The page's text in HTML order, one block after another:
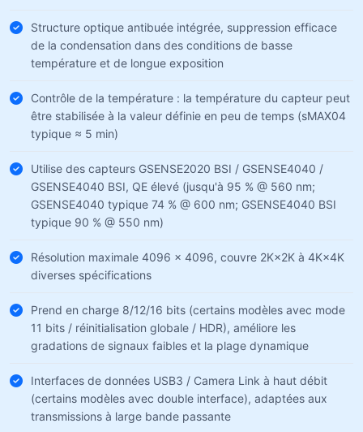
Structure optique antibuée intégrée, suppression efficace
de la condensation dans des conditions de basse
température et de longue exposition
Contrôle de la température : la température du capteur peut
être stabilisée à la valeur définie en peu de temps (sMAX04
typique ≈ 5 min)
Utilise des capteurs GSENSE2020 BSI / GSENSE4040 /
GSENSE4040 BSI, QE élevé (jusqu'à 95 % @ 560 nm;
GSENSE4040 typique 74 % @ 600 nm; GSENSE4040 BSI
typique 90 % @ 550 nm)
Résolution maximale 4096 × 4096, couvre 2K×2K à 4K×4K
diverses spécifications
Prend en charge 8/12/16 bits (certains modèles avec mode
11 bits / réinitialisation globale / HDR), améliore les
gradations de signaux faibles et la plage dynamique
Interfaces de données USB3 / Camera Link à haut débit
(certains modèles avec double interface), adaptées aux
transmissions à large bande passante